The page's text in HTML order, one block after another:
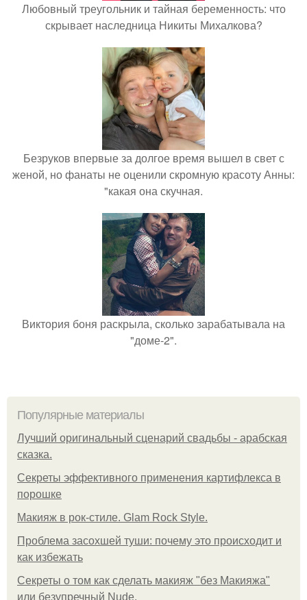
Любовный треугольник и тайная беременность: что
скрывает наследница Никиты Михалкова?
Безруков впервые за долгое время вышел в свет с
женой, но фанаты не оценили скромную красоту Анны:
"какая она скучная.
Виктория боня раскрыла, сколько зарабатывала на
"доме-2".
Популярные материалы
Лучший оригинальный сценарий свадьбы - арабская
сказка.
Секреты эффективного применения картифлекса в
порошке
Макияж в рок-стиле. Glam Rock Style.
Проблема засохшей туши: почему это происходит и
как избежать
Секреты о том как сделать макияж "без Макияжа"
или безупречный Nude.